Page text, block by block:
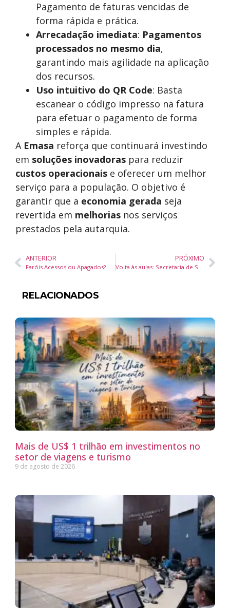
Pagamento de faturas vencidas de
forma rápida e prática.
Arrecadação imediata: Pagamentos
processados no mesmo dia,
garantindo mais agilidade na aplicação
dos recursos.
Uso intuitivo do QR Code: Basta
escanear o código impresso na fatura
para efetuar o pagamento de forma
simples e rápida.
A Emasa reforça que continuará investindo
em soluções inovadoras para reduzir
custos operacionais e oferecer um melhor
serviço para a população. O objetivo é
garantir que a economia gerada seja
revertida em melhorias nos serviços
prestados pela autarquia.
ANTERIOR
Faróis Acessos ou Apagados? O Que os Condutores Precisam Saber
PRÓXIMO
Volta às aulas: Secretaria de Saúde orienta sobre cuidados com o calor intenso
RELACIONADOS
Mais de US$ 1 trilhão em investimentos no
setor de viagens e turismo
9 de agosto de 2026